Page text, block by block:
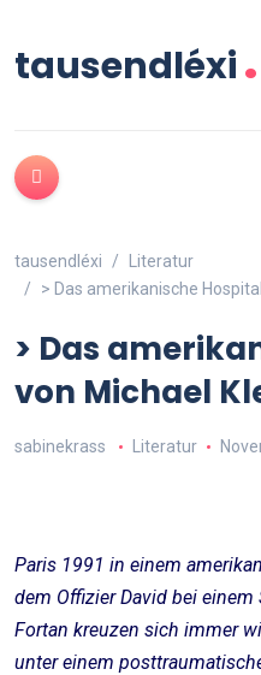
tausendléxi.
tausendléxi
Literatur
> Das amerikanische
> Das
von Michael
sabinekrass Literatur
Paris 1991 in einem
dem Offizier David bei
Fortan kreuzen sich immer
unter einem